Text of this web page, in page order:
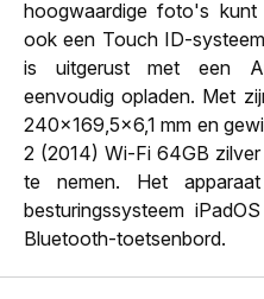
hoogwaardige foto's
ook een Touch ID-
is uitgerust met een
eenvoudig opladen. Met
240x169,5x6,1 mm en
2 (2014) Wi-Fi 64GB zilver
te nemen. Het
besturingssysteem
Bluetooth-toetsenbord.